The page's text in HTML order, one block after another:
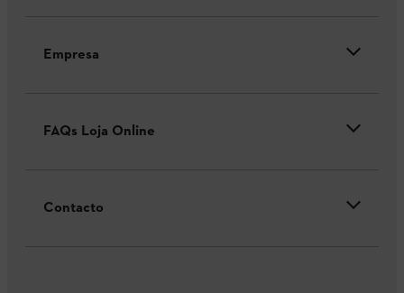
Empresa
FAQs Loja Online
Contacto